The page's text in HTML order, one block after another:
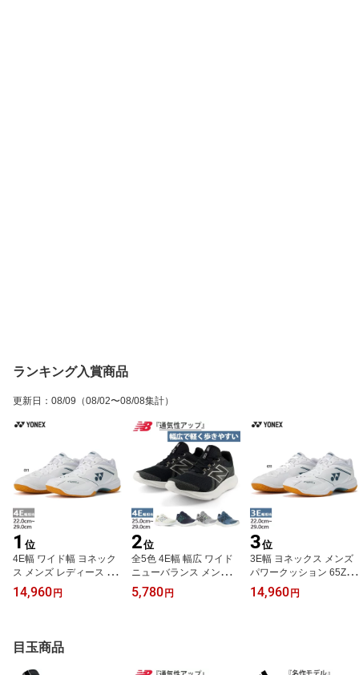
ランキング入賞商品
更新日 ： 08/09 （08/02〜08/08集計）
1 位
4E幅 ワイド幅 ヨネック
ス メンズ レディース パ
ワークッション 65Z ワイ
ド バドミントンシューズ
EX SHB65Z4W1
14,960 円
2位
全5色 4E幅 幅広 ワイド
ニューバランス メンズ N
B E430 v4 ランニングシ
ューズ ジョギング マラ
lance ME430
5,780 円
3位
3E幅 ヨネックス メンズ
パワークッション 65Z バ
ドミントンシューズ ロー
カット インドア 屋内 体
14,960 円
目玉商品